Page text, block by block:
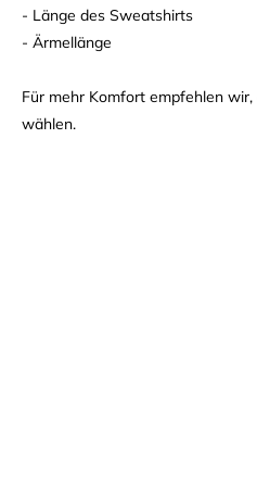
- Länge des Sweatshirts
- Ärmellänge
Für mehr Komfort empfehlen
wählen.